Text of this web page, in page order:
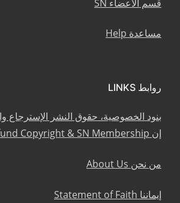
قسم الأعضاء SN
مساعدة Help
روابط LINKS
بنود الخصوصية، حقوق النشر الإسترجاع
إن Privacy, Refund Copyright & SN Membership
من نحن About Us
إيماننا Statement of Faith